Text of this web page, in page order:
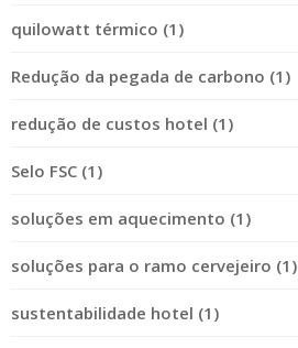
quilowatt térmico (1)
Redução da pegada de carbono (1)
redução de custos hotel (1)
Selo FSC (1)
soluções em aquecimento (1)
soluções para o ramo cervejeiro (1)
sustentabilidade hotel (1)